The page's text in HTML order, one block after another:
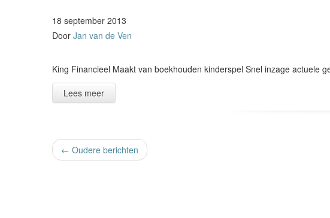
18 september 2013
Door Jan van de Ven
King Financieel Maakt van boekhouden kinderspel Snel inzage actuele
Lees meer
← Oudere berichten